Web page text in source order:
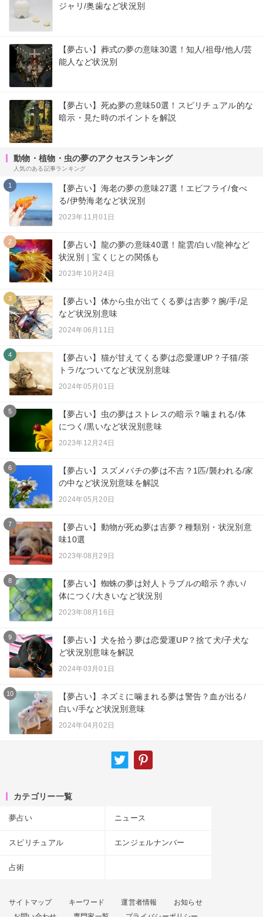
ジャリ/奥歯など状況別
【夢占い】葬式の夢の意味30選！知人/祖母/他人/芸
能人など状況別
【夢占い】死ぬ夢の意味50選！スピリチュアル的な
暗示・見た時のポイントを解説
動物・植物・虫の夢のアクセスランキング
人気のある記事ランキング
1
【夢占い】海老の夢の意味27選！エビフライ/食べ
る/伊勢海老など状況別
2023年11月01日
2
【夢占い】龍の夢の意味40選！龍雲/白い/龍神など
状況別｜宝くじとの関係も
2023年10月24日
3
【夢占い】体から虫が出てくる夢は吉夢？腕/手/足
など状況別意味
2024年06月11日
4
【夢占い】猫が甘えてくる夢は恋愛運UP？子猫/茶
トラ/なついてなど状況別意味
2024年05月01日
5
【夢占い】虫の夢はストレスの暗示？噛まれる/体
につく/黒いなど状況別意味
2023年12月24日
6
【夢占い】スズメバチの夢は不吉？1匹/襲われる/家
の中など状況別意味を解説
2024年05月20日
7
【夢占い】動物が死ぬ夢は吉夢？種類別・状況別意
味10選
2023年08月29日
8
【夢占い】蜘蛛の夢は対人トラブルの暗示？赤い/
体につく/大きいなど状況別
2023年08月16日
9
【夢占い】犬を拾う夢は恋愛運UP？捨て犬/子犬な
ど状況別意味を解説
2024年03月01日
10
【夢占い】ネズミに噛まれる夢は警告？血が出る/
白い/手など状況別意味
2024年04月02日
カテゴリー一覧
夢占い ニュース
スピリチュアル エンジェルナンバー
占術
サイトマップ キーワード 運営者情報
お知らせ